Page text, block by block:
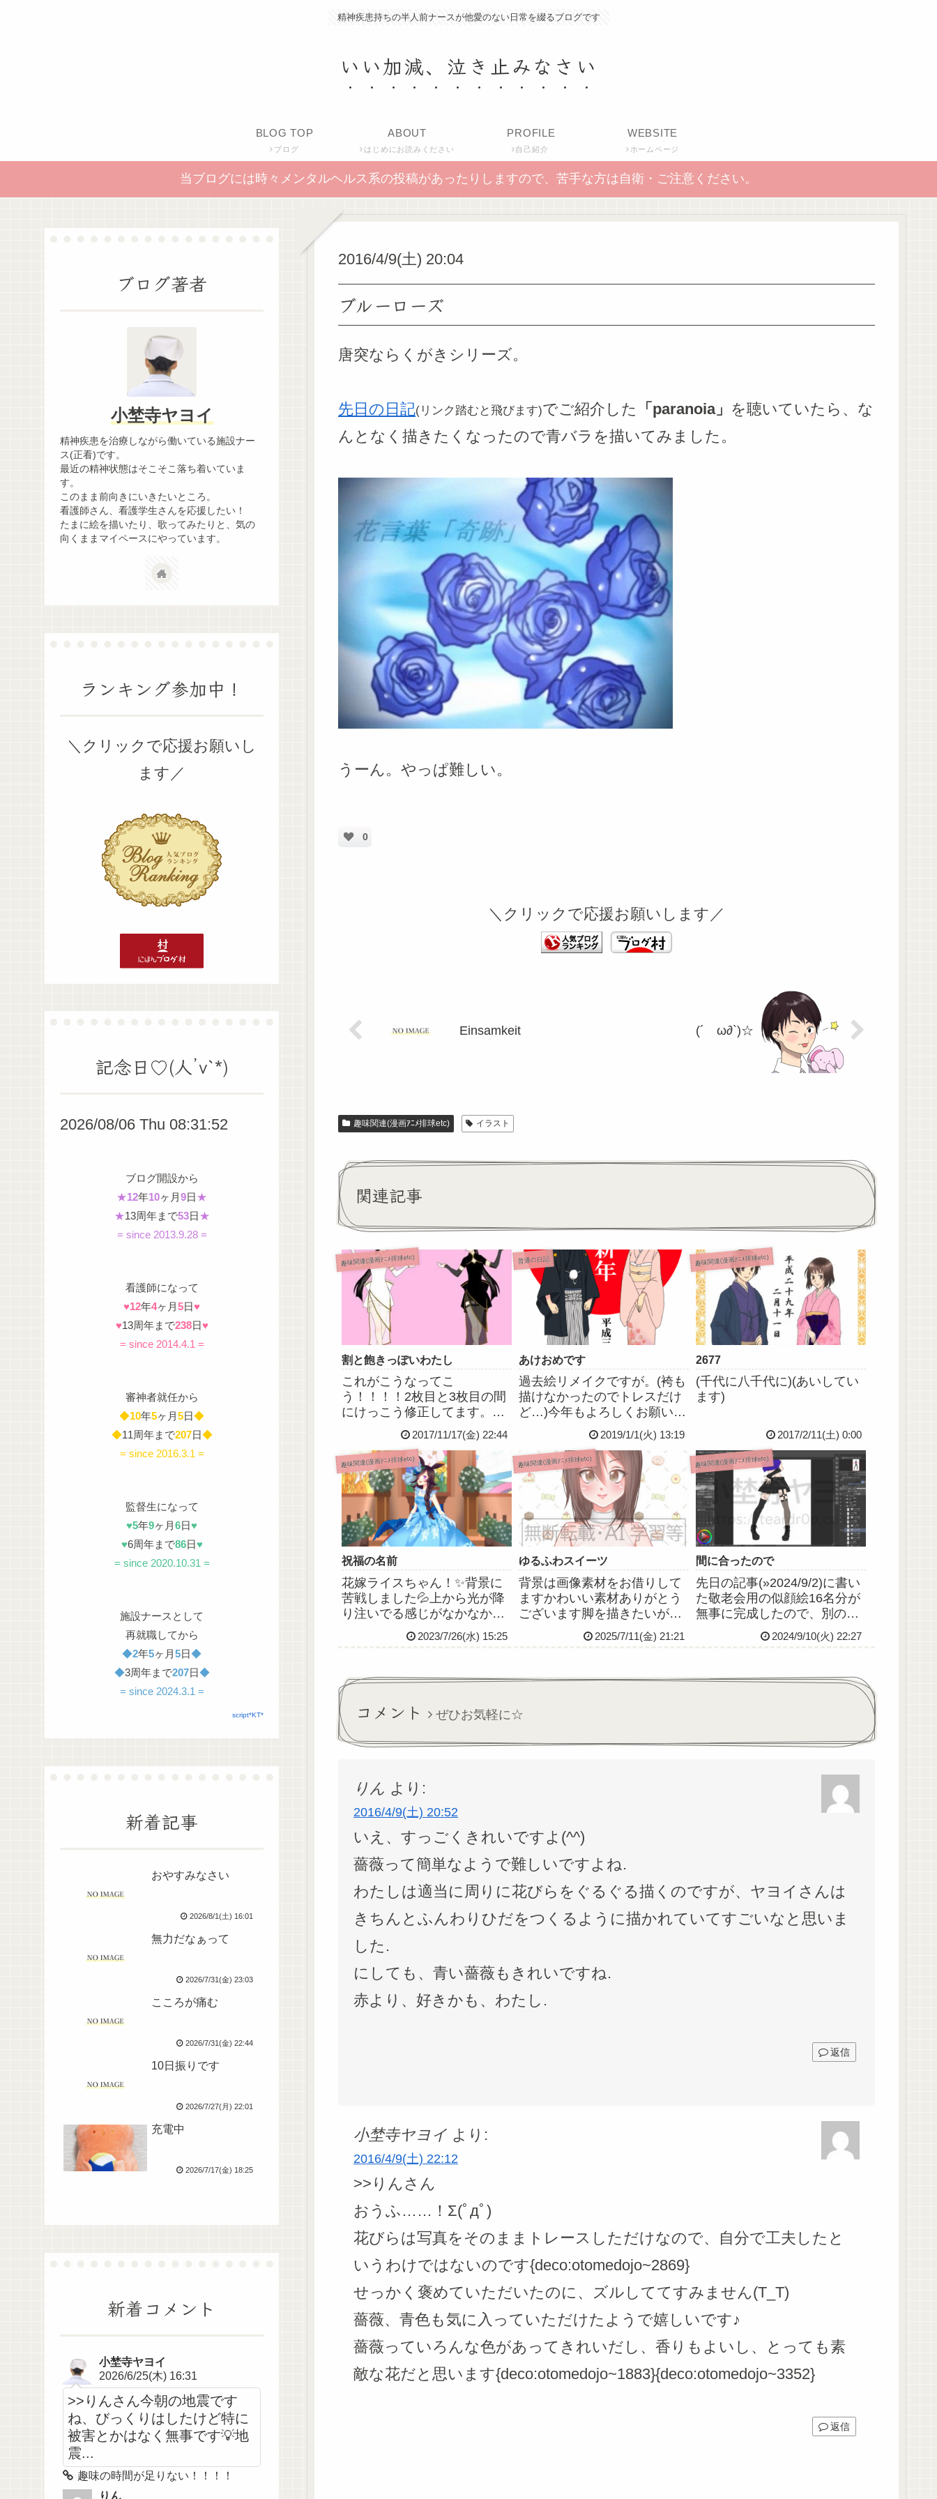
精神疾患持ちの半人前ナースが他愛のない日常を綴るブログです
いい加減、泣き止みなさい
BLOG TOP
ブログ
ABOUT
はじめにお読みください
PROFILE
自己紹介
WEBSITE
ホームページ
当ブログには時々メンタルヘルス系の投稿があったりしますので、苦手な方は自衛・ご注意ください。
2016/4/9(土) 20:04
ブルーローズ
唐突ならくがきシリーズ。
先日の日記(リンク踏むと飛びます)でご紹介した 「paranoia」 を聴いていたら、な
んとなく描きたくなったので青バラを描いてみました。
うーん。やっぱ難しい。
0
＼クリックで応援お願いします／
Einsamkeit (´ゝω∂`)☆
趣味関連(漫画ｱﾆﾒ排球etc) イラスト
関連記事
趣味関連(漫画ｱﾆﾒ排球etc)
割と飽きっぽいわたし
これがこうなってこ
う！！！！2枚目と3枚目の間
にけっこう修正してます。い
ろいろ直したいところはある
けど、この辺でやめておくか
な。時間かけすぎてちょっと
飽きてきちゃった💦でもやっ
ぱりお絵描きするのは楽しい
し好きだな～。
2017/11/17(金) 22:44
普通の日記
あけおめです
過去絵リメイクですが。(袴も
描けなかったのでトレスだけ
ど…)今年もよろしくお願いし
2019/1/1(火) 13:19
趣味関連(漫画ｱﾆﾒ排球etc)
2677
(千代に八千代に)(あいしてい
ます)
2017/2/11(土) 0:00
趣味関連(漫画ｱﾆﾒ排球etc)
祝福の名前
花嫁ライスちゃん！✨背景に
苦戦しました💦上から光が降
り注いでる感じがなかなか描
けなくて、アプリ入れたけど
あんまり使ってなかった
ゴッドレイってフィルター？
を使ってなんとか表現したと
いう。それと今回から、イラ
スト...
2023/7/26(水) 15:25
趣味関連(漫画ｱﾆﾒ排球etc)
ゆるふわスイーツ
背景は画像素材をお借りして
ますかわいい素材ありがとう
ございます脚を描きたいがた
めに描きはじめたイラストだ
ったんだけど、デコルテのが
2025/7/11(金) 21:21
趣味関連(漫画ｱﾆﾒ排球etc)
間に合ったので
先日の記事(»2024/9/2)に書い
た敬老会用の似顔絵16名分が
無事に完成したので、別のイ
ラスト描きはじめたお(・ω・)
定期的にニーハイと絶対領域
2024/9/10(火) 22:27
コメント ぜひお気軽に☆
りん より:
2016/4/9(土) 20:52
いえ、すっごくきれいですよ(^^)
薔薇って簡単なようで難しいですよね.
わたしは適当に周りに花びらをぐるぐる描くのですが、ヤヨイさんは
きちんとふんわりひだをつくるように描かれていてすごいなと思いま
した.
にしても、青い薔薇もきれいですね.
赤より、好きかも、わたし.
返信
小埜寺ヤヨイ より:
2016/4/9(土) 22:12
>>りんさん
おうふ……！Σ(ﾟдﾟ)
花びらは写真をそのままトレースしただけなので、自分で工夫したと
いうわけではないのです{deco:otomedojo~2869}
せっかく褒めていただいたのに、ズルしててすみません(T_T)
薔薇、青色も気に入っていただけたようで嬉しいです♪
薔薇っていろんな色があってきれいだし、香りもよいし、とっても素
敵な花だと思います{deco:otomedojo~1883}{deco:otomedojo~3352}
返信
ブログ著者
小埜寺ヤヨイ
精神疾患を治療しながら働いている施設ナー
ス(正看)です。
最近の精神状態はそこそこ落ち着いていま
す。
このまま前向きにいきたいところ。
看護師さん、看護学生さんを応援したい！
たまに絵を描いたり、歌ってみたりと、気の
向くままマイペースにやっています。
ランキング参加中！
＼クリックで応援お願いし
ます／
記念日♡(人’v`*)
2026/08/06 Thu 08:31:53
ブログ開設から
★12年10ヶ月9日★
★13周年まで53日★
= since 2013.9.28 =
看護師になって
♥12年4ヶ月5日♥
♥13周年まで238日♥
= since 2014.4.1 =
審神者就任から
◆10年5ヶ月5日◆
◆11周年まで207日◆
= since 2016.3.1 =
監督生になって
♥5年9ヶ月6日♥
♥6周年まで86日♥
= since 2020.10.31 =
施設ナースとして
再就職してから
◆2年5ヶ月5日◆
◆3周年まで207日◆
= since 2024.3.1 =
script*KT*
新着記事
おやすみなさい
2026/8/1(土) 16:01
無力だなぁって
2026/7/31(金) 23:03
こころが痛む
2026/7/31(金) 22:44
10日振りです
2026/7/27(月) 22:01
充電中
2026/7/17(金) 18:25
新着コメント
小埜寺ヤヨイ
2026/6/25(木) 16:31
>>りんさん今朝の地震です
ね、びっくりはしたけど特に
被害とかはなく無事です💡地
震...
趣味の時間が足りない！！！！
りん